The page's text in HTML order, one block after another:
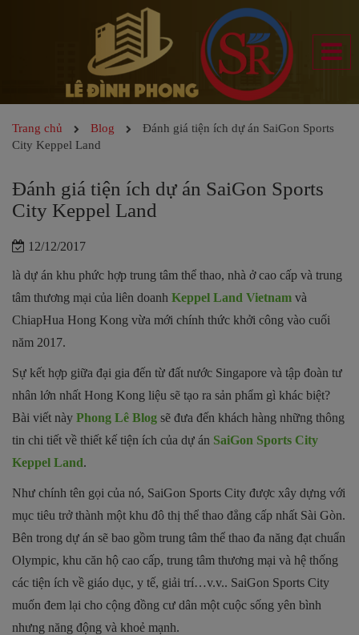
Trang chủ Blog
Đánh giá tiện ích dự án SaiGon Sports
City Keppel Land
Đánh giá tiện ích dự án SaiGon Sports
City Keppel Land
12/12/2017
là dự án khu phức hợp trung tâm thể thao, nhà ở cao cấp và trung
tâm thương mại của liên doanh Keppel Land Vietnam và
ChiapHua Hong Kong vừa mới chính thức khởi công vào cuối
năm 2017.
Sự kết hợp giữa đại gia đến từ đất nước Singapore và tập đoàn tư
nhân lớn nhất Hong Kong liệu sẽ tạo ra sản phẩm gì khác biệt?
Bài viết này Phong Lê Blog sẽ đưa đến khách hàng những thông
tin chi tiết về thiết kế tiện ích của dự án SaiGon Sports City
Keppel Land.
Như chính tên gọi của nó, SaiGon Sports City được xây dựng với
mục tiêu trở thành một khu đô thị thể thao đẳng cấp nhất Sài Gòn.
Bên trong dự án sẽ bao gồm trung tâm thể thao đa năng đạt chuẩn
Olympic, khu căn hộ cao cấp, trung tâm thương mại và hệ thống
các tiện ích về giáo dục, y tế, giải trí…v.v.. SaiGon Sports City
muốn đem lại cho cộng đồng cư dân một cuộc sống yên bình
nhưng năng động và khoẻ mạnh.